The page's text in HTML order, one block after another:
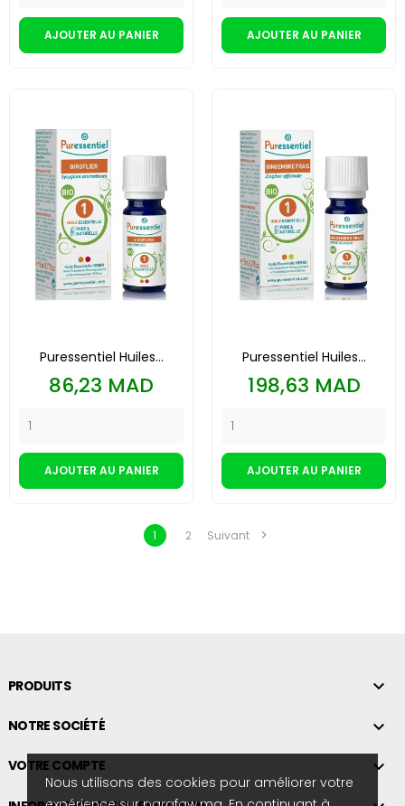
Nous utilisons des cookies pour améliorer votre
AJOUTER AU PANIER AJOUTER AU PANIER
Puressentiel Huiles...
Prix
86,23 MAD
AJOUTER AU PANIER
Puressentiel Huiles...
Prix
198,63 MAD
AJOUTER AU PANIER
1 2 Suivant 
PRODUITS 
NOTRE SOCIÉTÉ 
VOTRE COMPTE 